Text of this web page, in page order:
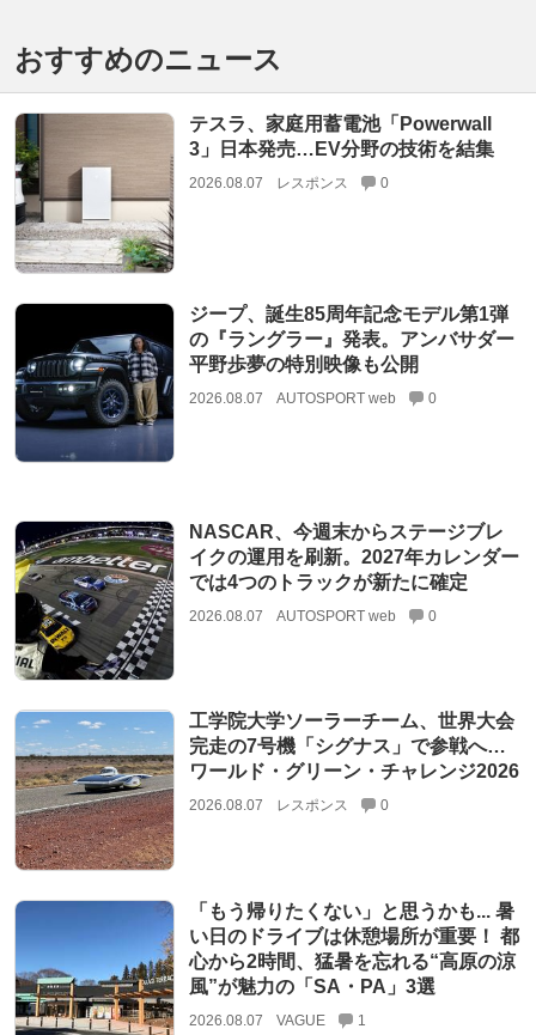
おすすめのニュース
テスラ、家庭用蓄電池「Powerwall
3」日本発売…EV分野の技術を結集
2026.08.07 レスポンス 0
ジープ、誕生85周年記念モデル第1弾
の『ラングラー』発表。アンバサダー
平野歩夢の特別映像も公開
2026.08.07 AUTOSPORT web 0
NASCAR、今週末からステージブレ
イクの運用を刷新。2027年カレンダー
では4つのトラックが新たに確定
2026.08.07 AUTOSPORT web 0
工学院大学ソーラーチーム、世界大会
完走の7号機「シグナス」で参戦へ…
ワールド・グリーン・チャレンジ2026
2026.08.07 レスポンス 0
「もう帰りたくない」と思うかも... 暑
い日のドライブは休憩場所が重要！ 都
心から2時間、猛暑を忘れる“高原の涼
風”が魅力の「SA・PA」3選
2026.08.07 VAGUE 1